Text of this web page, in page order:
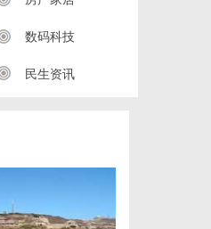
数码科技
民生资讯